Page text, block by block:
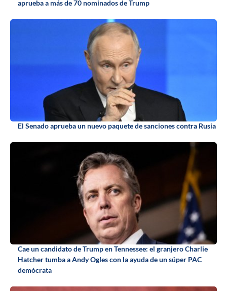
aprueba a más de 70 nominados de Trump
El Senado aprueba un nuevo paquete de sanciones contra Rusia
Cae un candidato de Trump en Tennessee: el granjero Charlie
Hatcher tumba a Andy Ogles con la ayuda de un súper PAC
demócrata